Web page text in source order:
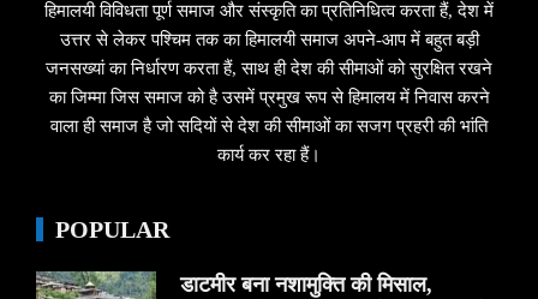
हिमालयी विविधता पूर्ण समाज और संस्कृति का प्रतिनिधित्व करता हैं, देश में
उत्तर से लेकर पश्चिम तक का हिमालयी समाज अपने-आप में बहुत बड़ी
जनसख्यां का निर्धारण करता हैं, साथ ही देश की सीमाओं को सुरक्षित रखने
का जिम्मा जिस समाज को है उसमें प्रमुख रूप से हिमालय में निवास करने
वाला ही समाज है जो सदियों से देश की सीमाओं का सजग प्रहरी की भांति
कार्य कर रहा हैं।
POPULAR
डाटमीर बना नशामुक्ति की मिसाल,